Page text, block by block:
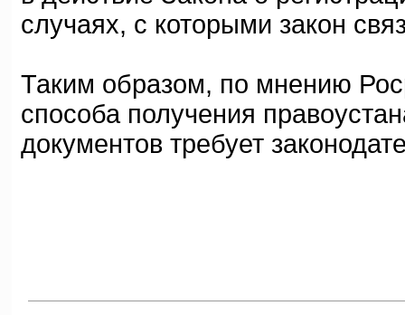
случаях, с которыми закон
Таким образом, по мнению
способа получения
документов требует